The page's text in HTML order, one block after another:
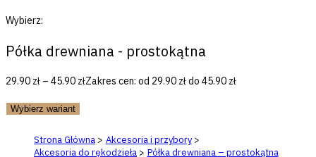
Wybierz:
Półka drewniana - prostokątna
29.90 zł – 45.90 złZakres cen: od 29.90 zł do 45.90 zł
Wybierz wariant
Strona Główna > Akcesoria i przybory >
Akcesoria do rękodzieła > Półka drewniana – prostokątna